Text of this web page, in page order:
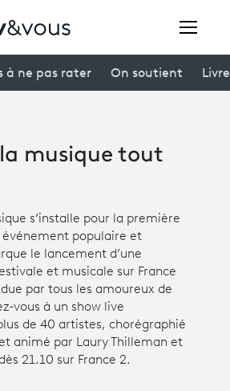
à une émission
à ne pas rater On soutient
musique tout
s’installe pour la première
événement populaire et
le lancement d’une
et musicale sur France
par tous les amoureux de
vous à un show live
de 40 artistes, chorégraphié
animé par Laury Thilleman et
21.10 sur France 2.